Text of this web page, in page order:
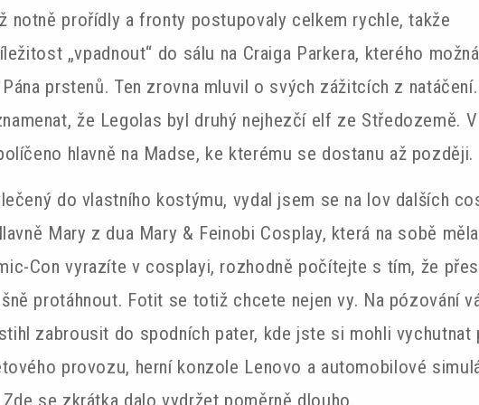
notně prořídly a fronty postupovaly celkem rychle, takže
„vpadnout“ do sálu na Craiga Parkera, kterého možná
prstenů. Ten zrovna mluvil o svých zážitcích z natáčení.
že Legolas byl druhý nejhezčí elf ze Středozemě. V
hlavně na Madse, ke kterému se dostanu až později.
do vlastního kostýmu, vydal jsem se na lov dalších
Mary z dua Mary & Feinobi Cosplay, která na sobě
Con vyrazíte v cosplayi, rozhodně počítejte s tím, že
protáhnout. Fotit se totiž chcete nejen vy. Na pózování
zabrousit do spodních pater, kde jste si mohli vychutnat
provozu, herní konzole Lenovo a automobilové